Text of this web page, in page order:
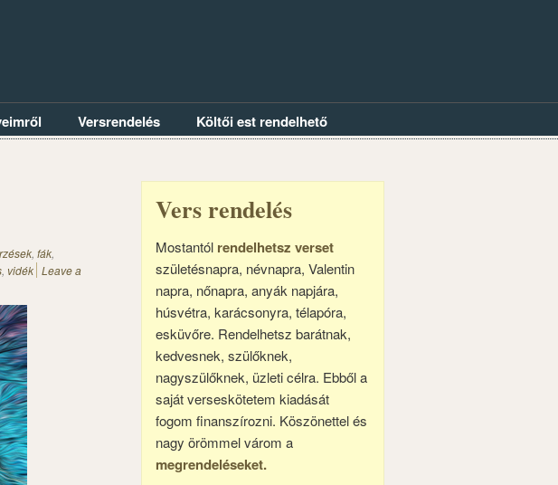
Versrendelés Költői est rendelhető
, fák,
, vidék Leave a
Vers rendelés
Mostantól rendelhetsz verset
születésnapra, névnapra, Valentin
napra, nőnapra, anyák napjára,
húsvétra, karácsonyra, télapóra,
esküvőre. Rendelhetsz barátnak,
kedvesnek, szülőknek,
nagyszülőknek, üzleti célra. Ebből a
saját verseskötetem kiadását
fogom finanszírozni. Köszönettel és
nagy örömmel várom a
megrendeléseket.